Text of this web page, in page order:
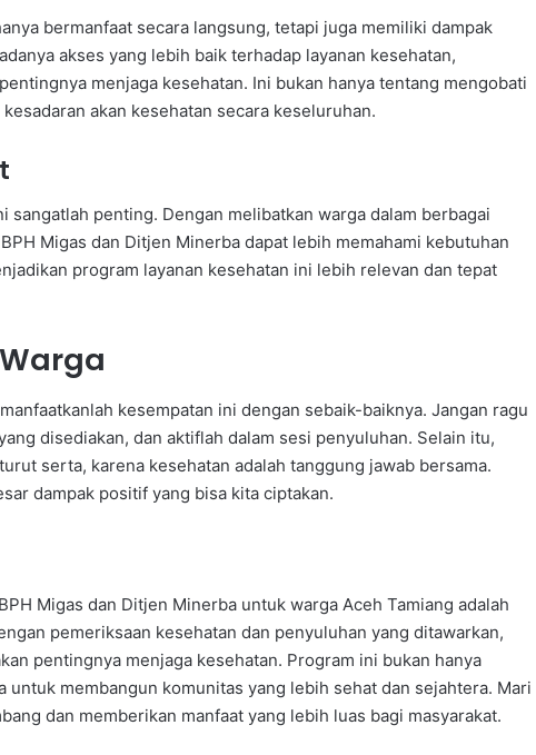
bermanfaat secara langsung, tetapi juga memiliki dampak
akses yang lebih baik terhadap layanan kesehatan,
menjaga kesehatan. Ini bukan hanya tentang mengobati
akan kesehatan secara keseluruhan.
sangatlah penting. Dengan melibatkan warga dalam berbagai
Migas dan Ditjen Minerba dapat lebih memahami kebutuhan
program layanan kesehatan ini lebih relevan dan tepat
kesempatan ini dengan sebaik-baiknya. Jangan ragu
disediakan, dan aktiflah dalam sesi penyuluhan. Selain itu,
serta, karena kesehatan adalah tanggung jawab bersama.
dampak positif yang bisa kita ciptakan.
Migas dan Ditjen Minerba untuk warga Aceh Tamiang adalah
pemeriksaan kesehatan dan penyuluhan yang ditawarkan,
pentingnya menjaga kesehatan. Program ini bukan hanya
untuk membangun komunitas yang lebih sehat dan sejahtera. Mari
dan memberikan manfaat yang lebih luas bagi masyarakat.